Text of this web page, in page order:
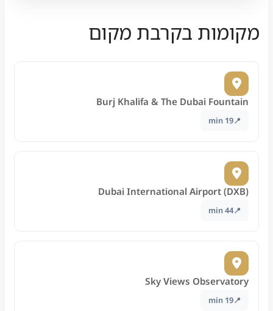
מקומות בקרבת מקום
Burj Khalifa & The Dubai Fountain
19 min
Dubai International Airport (DXB)
44 min
Sky Views Observatory
19 min